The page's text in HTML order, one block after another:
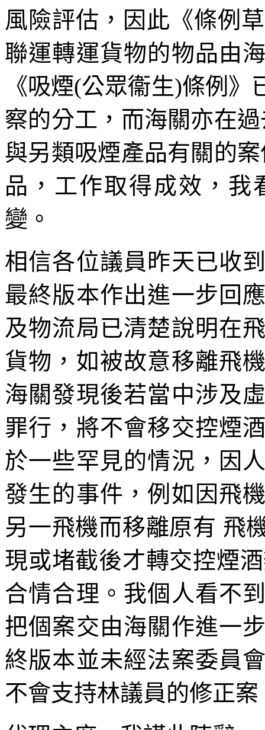
風險評估，因此《條例
聯運轉運貨物的物品由
《吸煙(公眾衞生)條例
察的分工，而海關亦在
與另類吸煙產品有關的
品，工作取得成效，我
變。
相信各位議員昨天已收
最終版本作出進一步回
及物流局已清楚說明在
貨物，如被故意移離飛
海關發現後若當中涉及
罪行，將不會移交控煙
於一些罕見的情況，因
發生的事件，例如因飛
另一飛機而移離原有 飛
現或堵截後才轉交控煙
合情合理。我個人看不
把個案交由海關作進一
終版本並未經法案委員
不會支持林議員的修正案